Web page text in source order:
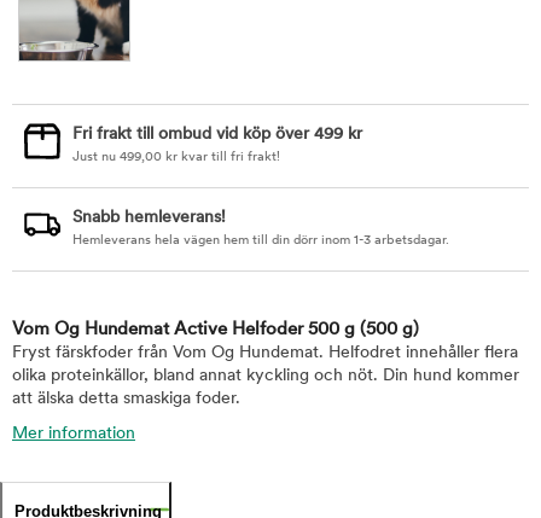
Fri frakt till ombud vid köp över 499 kr
Just nu 499,00 kr kvar till fri frakt!
Snabb hemleverans!
Hemleverans hela vägen hem till din dörr inom 1-3 arbetsdagar.
Vom Og Hundemat Active Helfoder 500 g (500 g)
Fryst färskfoder från Vom Og Hundemat. Helfodret innehåller flera
olika proteinkällor, bland annat kyckling och nöt. Din hund kommer
att älska detta smaskiga foder.
Mer information
Produktbeskrivning